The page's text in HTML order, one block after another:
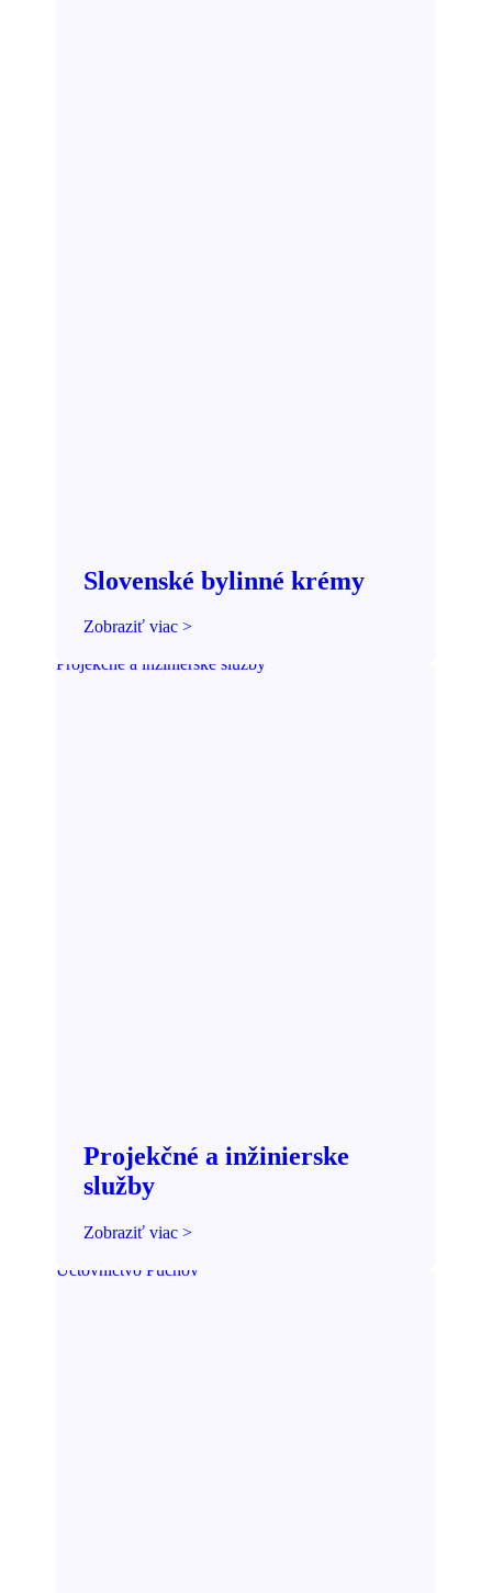
Slovenské bylinné krémy
Zobraziť viac >
Projekčné a inžinierske služby
Projekčné a inžinierske
služby
Zobraziť viac >
Účtovníctvo Púchov